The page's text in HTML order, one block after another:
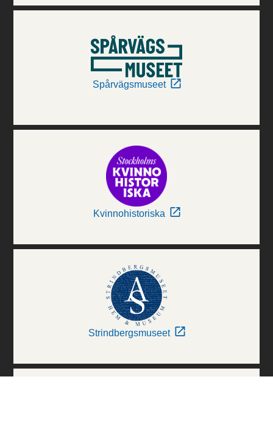
Spårvägsmuseet
Kvinnohistoriska
Strindbergsmuseet